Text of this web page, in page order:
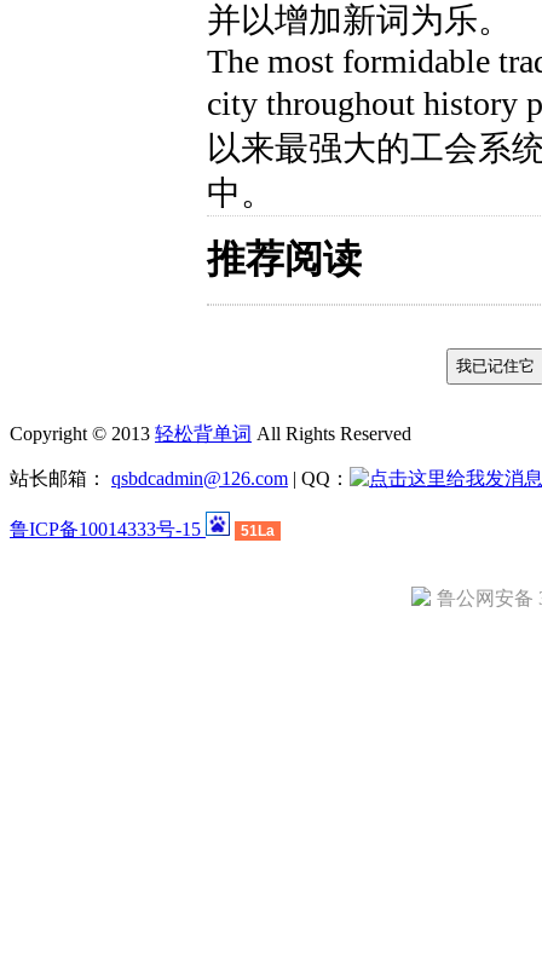
并以增加新词为乐。
The most formidable
city throughout history
以来最强大的工会系
中。
推荐阅读
Copyright © 2013 轻松背单词 All Rights Reserved
站长邮箱： qsbdcadmin@126.com | QQ：
鲁ICP备10014333号-15 51La
鲁公网安备